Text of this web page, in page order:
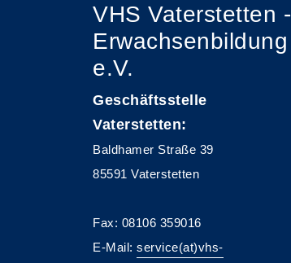
VHS Vaterstetten -
Erwachsenbildung
e.V.
Geschäftsstelle
Vaterstetten:
Baldhamer Straße 39
85591 Vaterstetten
Fax: 08106 359016
E-Mail: service(at)vhs-